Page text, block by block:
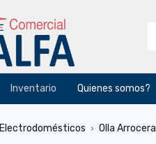
Inventario Quienes somos?
Electrodomésticos › Olla Arrocera